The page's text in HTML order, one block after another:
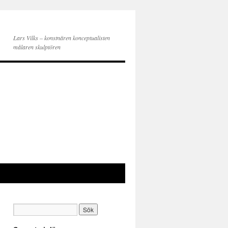
Lars Vilks – konstnären konceptualisten
målaren skulptören